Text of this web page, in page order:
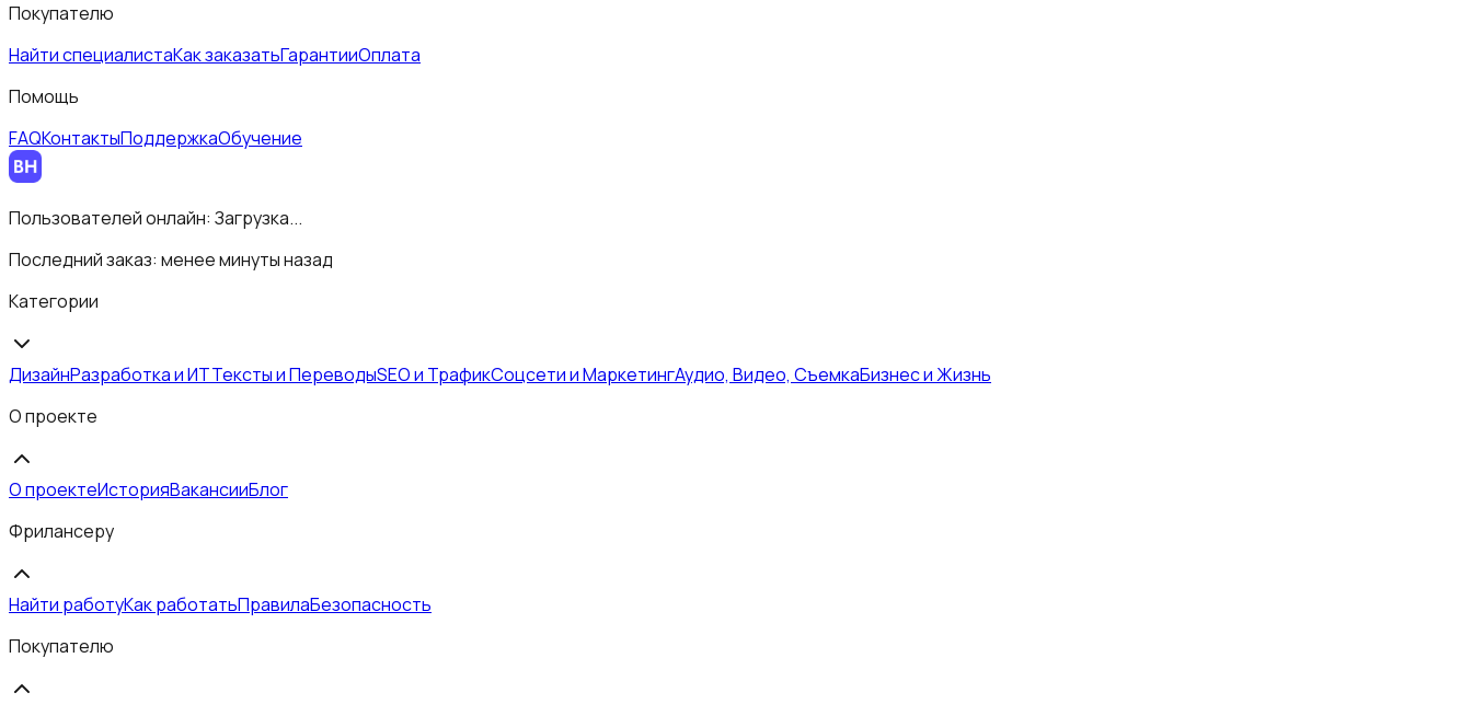
Покупателю
Найти специалистаКак заказатьГарантииОплата
Помощь
FAQКонтактыПоддержкаОбучение
Пользователей онлайн: Загрузка...
Последний заказ: менее минуты назад
Категории
ДизайнРазработка и ИТТексты и ПереводыSEO и ТрафикСоцсети и МаркетингАудио, Видео, СъемкаБизнес и Жизнь
О проекте
О проектеИсторияВакансииБлог
Фрилансеру
Найти работуКак работатьПравилаБезопасность
Покупателю